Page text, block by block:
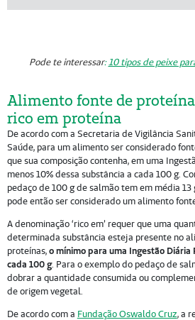
Pode te interessar:10 tipos de peixe
Alimento fonte de
rico em proteína
De acordo com a Secretaria de Vigilância
Saúde, para um alimento ser considerado
que sua composição contenha, em uma
menos 10% dessa substância a cada 100 g.
pedaço de 100 g de salmão tem em média 13
pode então ser considerado um alimento
A denominação ‘rico em’ requer que uma
determinada substância esteja presente no
proteínas,o mínimo para uma Ingestão Diária
cada 100 g. Para o exemplo do pedaço de
dobrar a quantidade consumida ou
de origem vegetal.
De acordo com a Fundação Oswaldo Cruz, a